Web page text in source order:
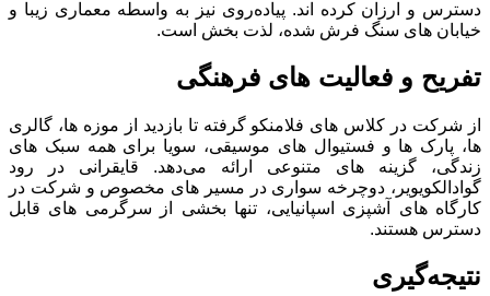
دسترس و ارزان کرده‌ اند. پیاده‌روی نیز به ‌واسطه معماری زیبا و
خیابان ‌های سنگ ‌فرش ‌شده، لذت ‌بخش است.
تفریح و فعالیت ‌های فرهنگی
از شرکت در کلاس ‌های فلامنکو گرفته تا بازدید از موزه ‌ها، گالری
‌ها، پارک ‌ها و فستیوال ‌های موسیقی، سویا برای همه سبک ‌های
زندگی، گزینه‌ های متنوعی ارائه می‌دهد. قایقرانی در رود
گوادالکویویر، دوچرخه‌ سواری در مسیر های مخصوص و شرکت در
کارگاه ‌های آشپزی اسپانیایی، تنها بخشی از سرگرمی ‌های قابل
دسترس هستند.
نتیجه‌گیری